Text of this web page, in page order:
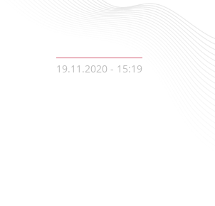
19.11.2020 - 15:19